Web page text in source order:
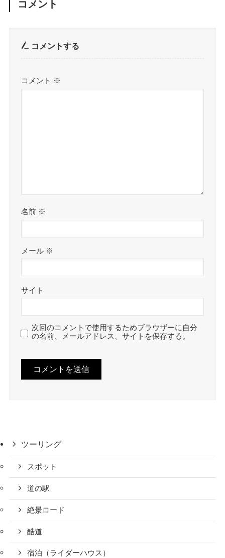
コメント
コメントする
コメント ※
名前 ※
メール ※
サイト
次回のコメントで使用するためブラウザーに自分
の名前、メールアドレス、サイトを保存する。
ツーリング
スポット
道の駅
絶景ロード
酷道
宿泊（ライダーハウス）